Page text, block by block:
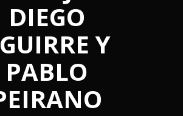
DIEGO
Y
PABLO